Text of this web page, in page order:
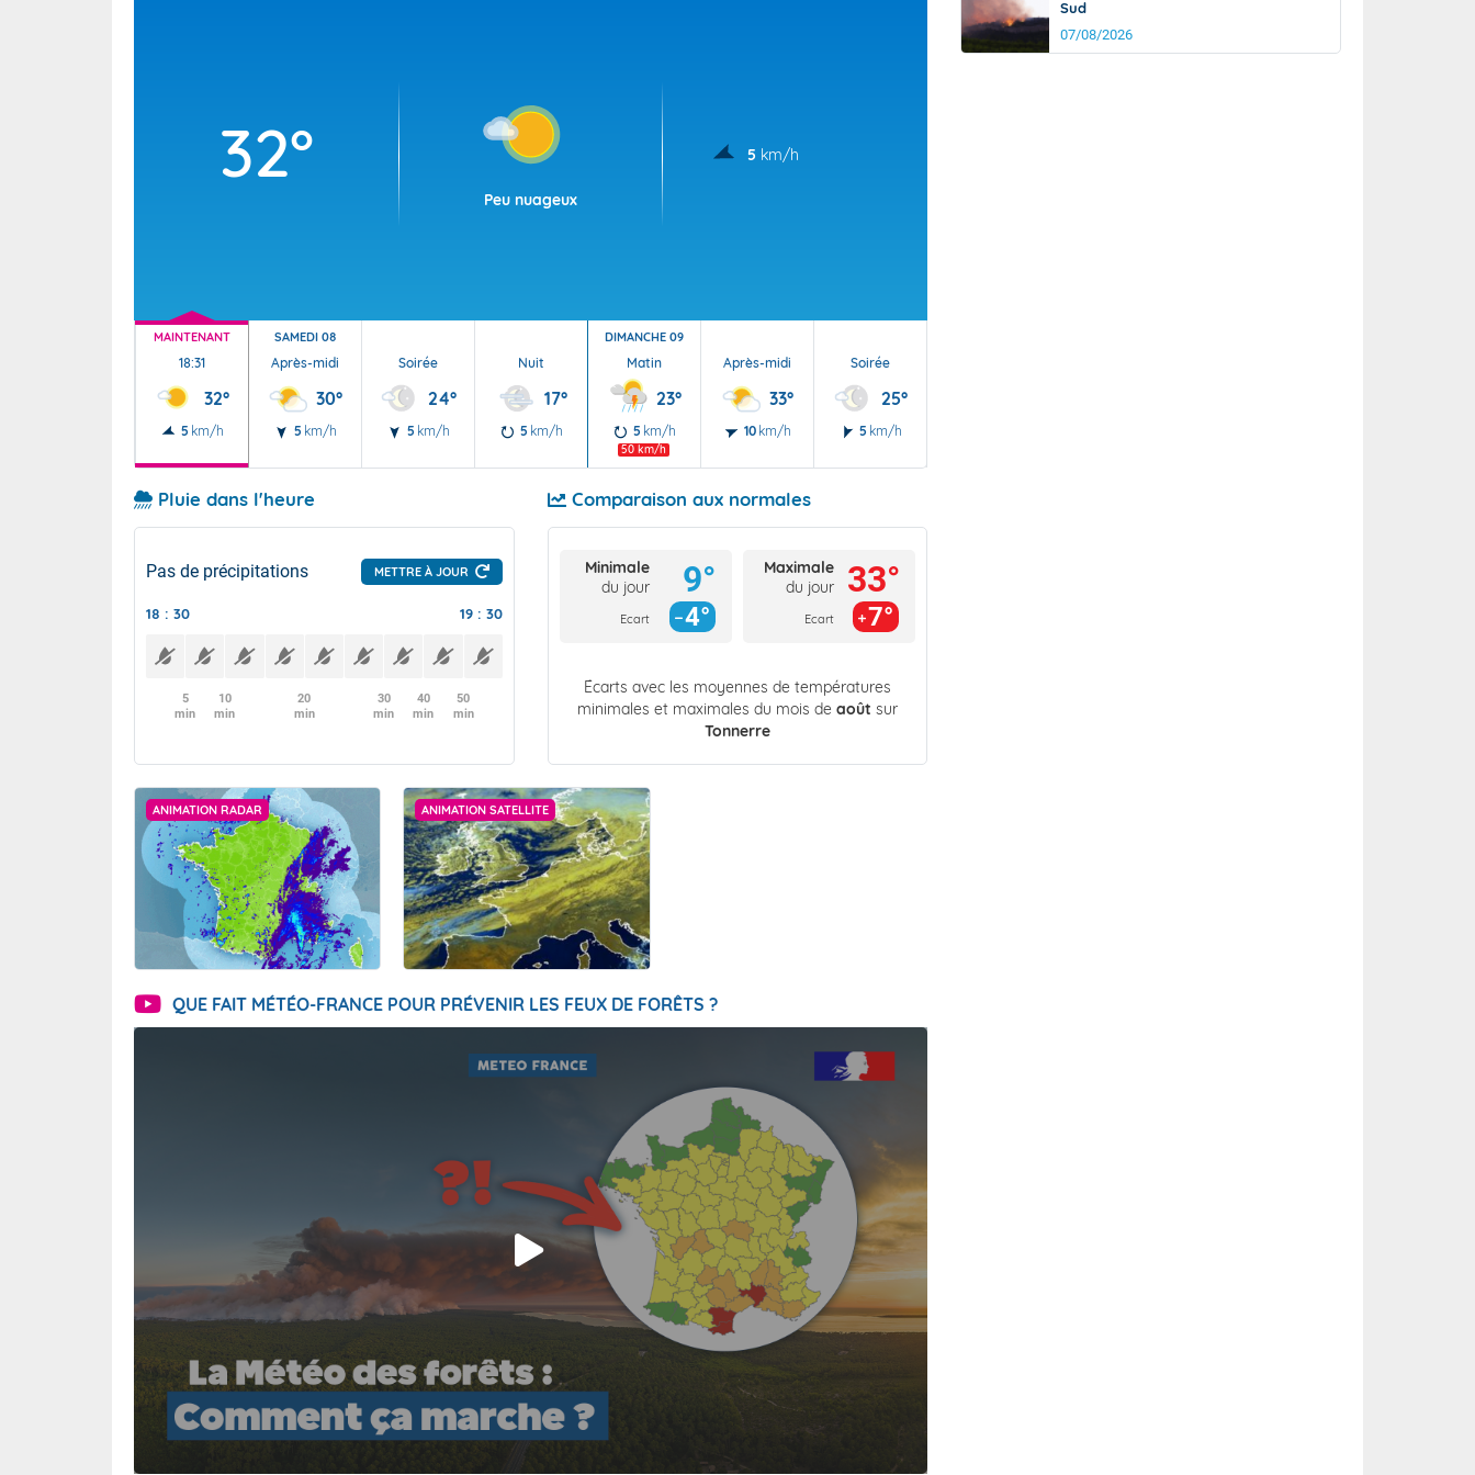
32°
Peu nuageux
5 km/h
MAINTENANT
18:31
32°
5 km/h
SAMEDI 08
Après-midi
30°
5 km/h
Soirée
24°
5 km/h
Nuit
17°
5 km/h
DIMANCHE 09
Matin
23°
5 km/h
50 km/h
Après-midi
33°
10 km/h
Soirée
25°
5 km/h
Pluie dans l'heure
Pas de précipitations METTRE À JOUR
18 : 30 19 : 30
5
min
10
min
20
min
30
min
40
min
50
min
Comparaison aux normales
Minimale
du jour
Ecart
9°
4°
Maximale
du jour
Ecart
33°
7°
Écarts avec les moyennes de températures
minimales et maximales du mois de août sur
Tonnerre
ANIMATION RADAR ANIMATION SATELLITE
QUE FAIT MÉTÉO-FRANCE POUR PRÉVENIR LES FEUX DE FORÊTS ?
Sud
07/08/2026